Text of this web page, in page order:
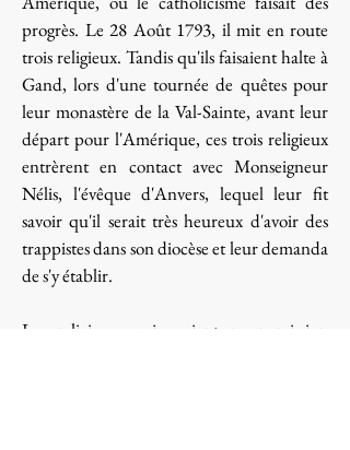
progrès. Le 28 Août 1793, il mit en route
trois religieux. Tandis qu'ils faisaient halte à
Gand, lors d'une tournée de quêtes pour
leur monastère de la Val-Sainte, avant leur
départ pour l'Amérique, ces trois religieux
entrèrent en contact avec Monseigneur
Nélis, l'évêque d'Anvers, lequel leur fit
savoir qu'il serait très heureux d'avoir des
trappistes dans son diocèse et leur demanda
de s'y établir.
Les religieux, qui avaient pour mission